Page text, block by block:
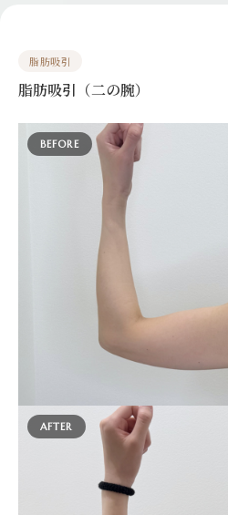
脂肪吸引
脂肪吸引（二の腕）
BEFORE
AFTER